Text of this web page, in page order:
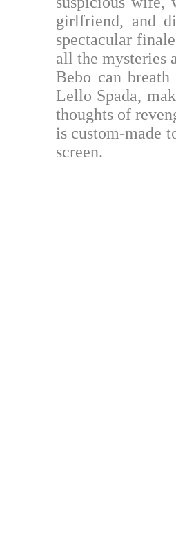
girlfriend, and
spectacular
all the mysteries
Bebo can
Lello Spada,
thoughts of
is custom-made
screen.